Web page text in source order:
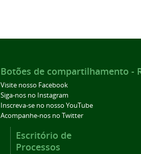
Botões de compartilhamento -
Visite nosso Facebook
Siga-nos no Instagram
Inscreva-se no nosso YouTube
Acompanhe-nos no Twitter
Escritório de
Processos